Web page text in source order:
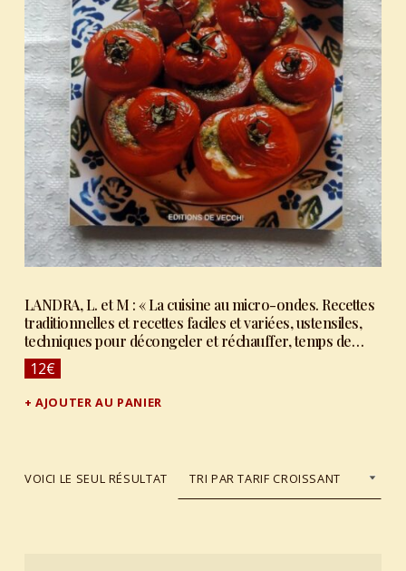
LANDRA, L. et M : « La cuisine au micro-ondes. Recettes
traditionnelles et recettes faciles et variées, ustensiles,
techniques pour décongeler et réchauffer, temps de
cuisson ».
12€
AJOUTER AU PANIER
VOICI LE SEUL RÉSULTAT